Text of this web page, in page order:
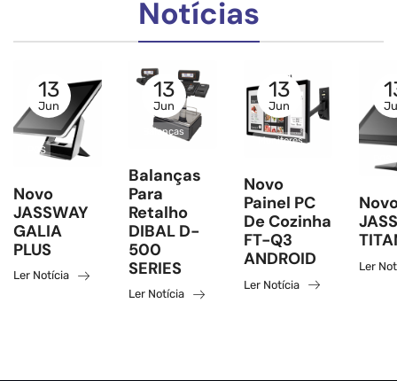
Notícias
13
Jun
POS
Novo
JASSWAY
GALIA
PLUS
Ler Notícia
13
Jun
Balanças
Balanças
Para
Retalho
DIBAL D-
500
SERIES
Ler Notícia
13
Jun
Monitores
Novo
Painel PC
De Cozinha
FT-Q3
ANDROID
Ler Notícia
Ler